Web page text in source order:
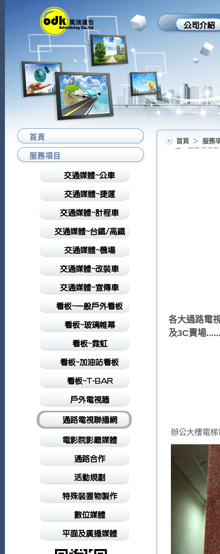
首頁 ＞
服務
店、百貨公司
各大通路電
及3C賣場
辦公大樓電梯
首頁
服務項目